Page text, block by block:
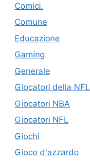
Comici.
Comune
Educazione
Gaming
Generale
Giocatori della NFL
Giocatori NBA
Giocatori NFL
Giochi
Gioco d'azzardo